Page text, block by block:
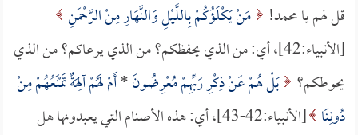
قل لهم يا محمد!
مَنْ يَكْلَؤُكُمْ بِاللَّيْلِ وَالنَّهَارِ مِنْ الرَّحْمَنِ
[الأنبياء:42]، أي: من الذي يحفظكم؟ من الذي يرعاكم؟ من الذي
يحوطكم؟ بَلْ هُمْ عَنْ ذِكْرِ رَبِّهِمْ مُعْرِضُونَ*أَمْ لَهُمْ آلِهَةٌ تَمْنَعُهُمْ مِنْ
دُونِنَا
[الأنبياء:42-43]، أي: هذه الأصنام التي يعبدونها هل